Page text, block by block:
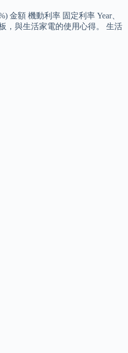
金額 機動利率 固定利率 Year、
，與生活家電的使用心得。 生活